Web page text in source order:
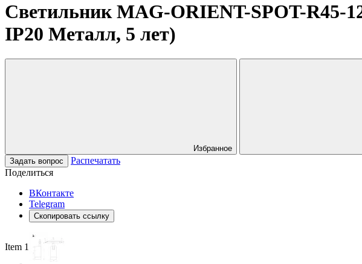
Светильник MAG-ORIENT-SPOT-R45-
IP20 Металл, 5 лет)
Избранное
Задать вопрос
Распечатать
Поделиться
ВКонтакте
Telegram
Скопировать ссылку
Item 1 of 4